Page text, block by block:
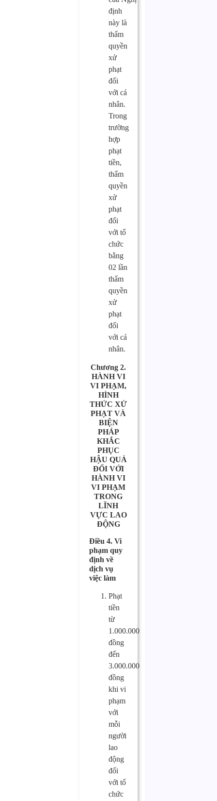
định
này là
thẩm
quyền
xử
phạt
đối
với cá
nhân.
Trong
trường
hợp
phạt
tiền,
thẩm
quyền
xử
phạt
đối
với tổ
chức
bằng
02 lần
thẩm
quyền
xử
phạt
đối
với cá
nhân.
Chương 2.
HÀNH VI
VI PHẠM,
HÌNH
THỨC XỬ
PHẠT VÀ
BIỆN
PHÁP
KHẮC
PHỤC
HẬU QUẢ
ĐỐI VỚI
HÀNH VI
VI PHẠM
TRONG
LĨNH
VỰC LAO
ĐỘNG
Điều 4. Vi
phạm quy
định về
dịch vụ
việc làm
Phạt
tiền
từ
1.000.000
đồng
đến
3.000.000
đồng
khi vi
phạm
với
mỗi
người
lao
động
đối
với tổ
chức